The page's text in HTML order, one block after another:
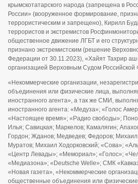
крымскотатарского народа (запрещена в
России» (вооруженное формирование,
террористическим и запрещено), Кирилл
террористов и экстремистов
общественное движение ЛГБТ и его
признано экстремистским (решение
Федерации от 30.11.2023), «Хайят Тахрир
организацией Верховным Судом Российской
«Некоммерческие организации,
объединения или физические лица,
иностранного агента», а так же СМИ,
иностранного агента: «Медуза»; «Голос
«Настоящее время»; «Радио свободы»;
Илья; Савицкая; Маркелов; Камалягин;
Гордон; Жданов; Медведев; Федоров;
Муратов; Михаил Ходорковский; «Сова»;
«Центр Левады»; «Мемориал»; «Голос»;
«Медиазона»; «Deutsche Welle»; СМК
«Новая газета», «Некоммерческие
общественные объединения или